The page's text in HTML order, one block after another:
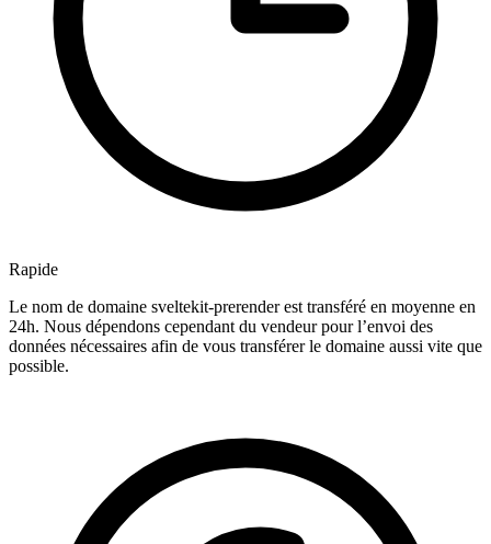
Rapide
Le nom de domaine sveltekit-prerender est transféré en moyenne en
24h. Nous dépendons cependant du vendeur pour l’envoi des
données nécessaires afin de vous transférer le domaine aussi vite que
possible.